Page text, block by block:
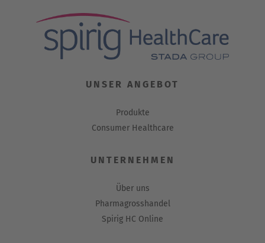
UNSER ANGEBOT
Produkte
Consumer Healthcare
UNTERNEHMEN
Über uns
Pharmagrosshandel
Spirig HC Online